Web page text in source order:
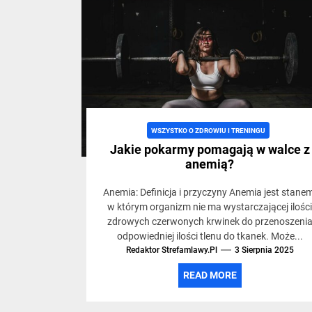
trybie
życia,
siłowni
i
WSZYSTKO O ZDROWIU I TRENINGU
Jakie pokarmy pomagają w walce z
anemią?
Anemia: Definicja i przyczyny Anemia jest
w którym organizm nie ma wystarczającej ilości
zdrowych czerwonych krwinek do przenoszenia
odpowiedniej ilości tlenu do tkanek. Może...
Redaktor Strefamlawy.pl 3 Sierpnia 2025
READ MORE